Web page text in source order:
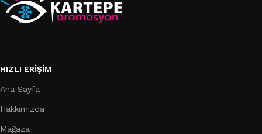
HIZLI ERIŞIM
Ana Sayfa
Hakkımızda
Mağaza